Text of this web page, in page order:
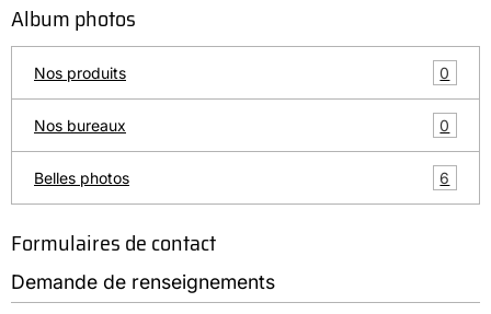
Album photos
Nos produits 0
Nos bureaux 0
Belles photos 6
Formulaires de contact
Demande de renseignements